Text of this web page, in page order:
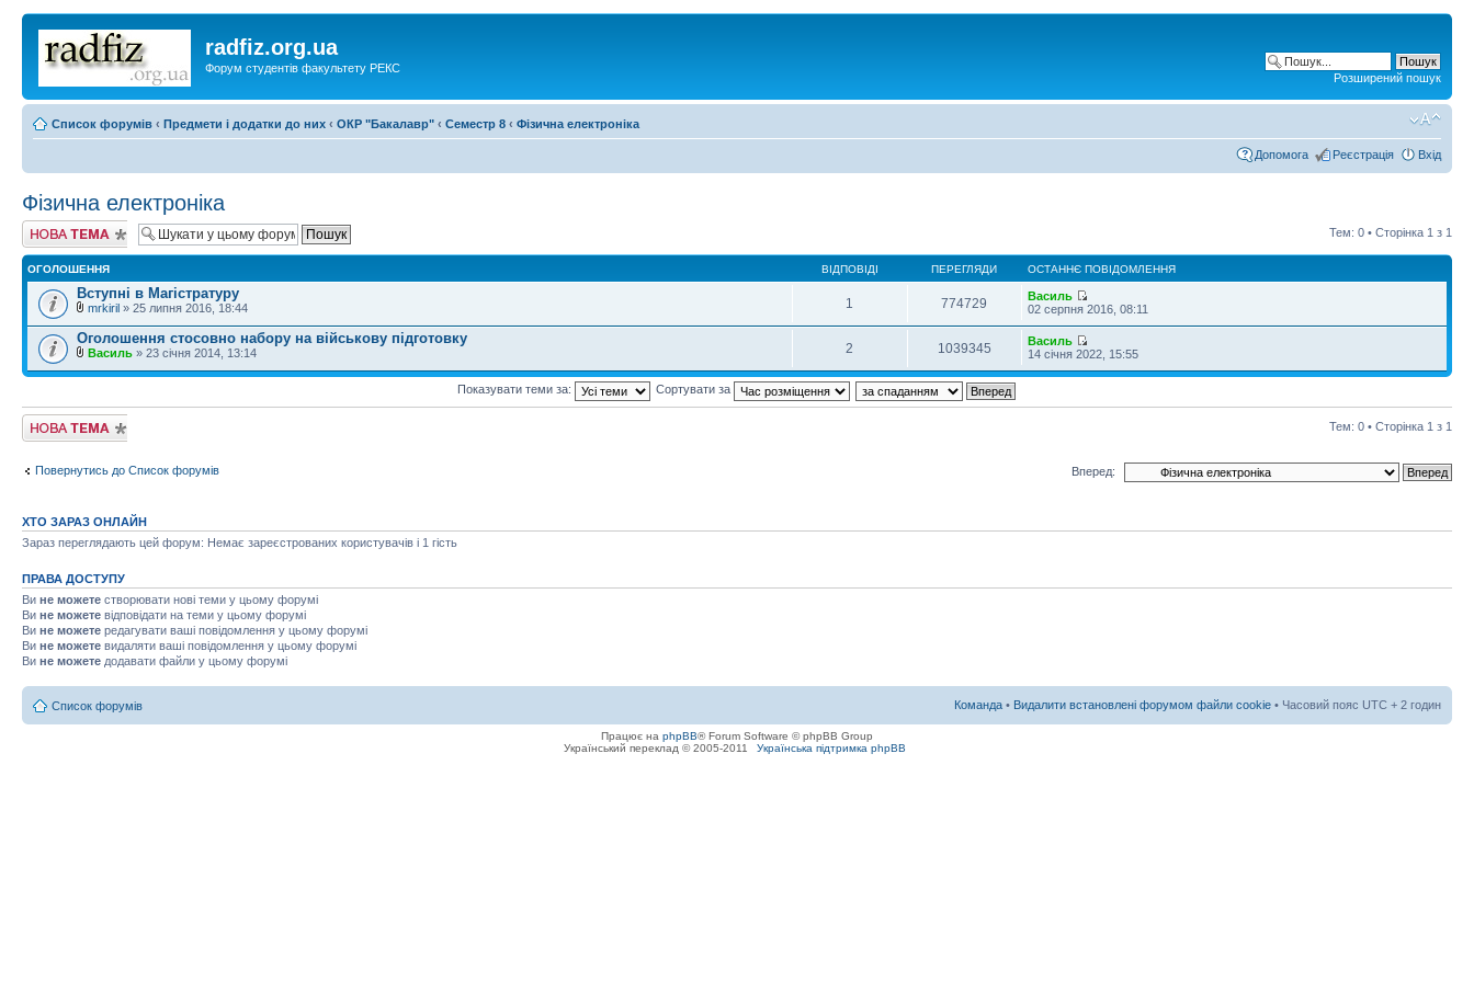
radfiz.org.ua
Форум студентів факультету РЕКС
Розширений пошук
Список форумів ‹ Предмети і додатки до них ‹ ОКР "Бакалавр" ‹ Семестр 8 ‹ Фізична електроніка
Допомога Реєстрація Вхід
Фізична електроніка
Створити нову
тему
Тем: 0 • Сторінка 1 з 1
ОГОЛОШЕННЯ ВІДПОВІДІ ПЕРЕГЛЯДИ ОСТАННЄ ПОВІДОМЛЕННЯ
Вступні в Магістратуру
mrkiril » 25 липня 2016, 18:44 1 774729
Василь
02 серпня 2016, 08:11
Оголошення стосовно набору на військову підготовку
Василь » 23 січня 2014, 13:14 2 1039345
Василь
14 січня 2022, 15:55
Показувати теми за: Сортувати за
Створити нову
тему
Тем: 0 • Сторінка 1 з 1
Повернутись до Список форумів Вперед:
ХТО ЗАРАЗ ОНЛАЙН
Зараз переглядають цей форум: Немає зареєстрованих користувачів і 1 гість
ПРАВА ДОСТУПУ
Ви не можете створювати нові теми у цьому форумі
Ви не можете відповідати на теми у цьому форумі
Ви не можете редагувати ваші повідомлення у цьому форумі
Ви не можете видаляти ваші повідомлення у цьому форумі
Ви не можете додавати файли у цьому форумі
Список форумів Команда • Видалити встановлені форумом файли cookie • Часовий пояс UTC + 2 годин
Працює на phpBB® Forum Software © phpBB Group
Український переклад © 2005-2011
Українська підтримка phpBB